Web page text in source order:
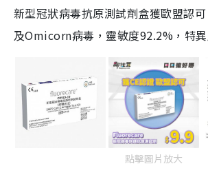
新型冠狀病毒抗原測試劑盒獲歐盟認
及Omicorn病毒，靈敏度92.2%，特異
點擊圖片放大